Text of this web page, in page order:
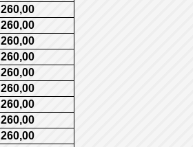
260,00
260,00
260,00
260,00
260,00
260,00
260,00
260,00
260,00